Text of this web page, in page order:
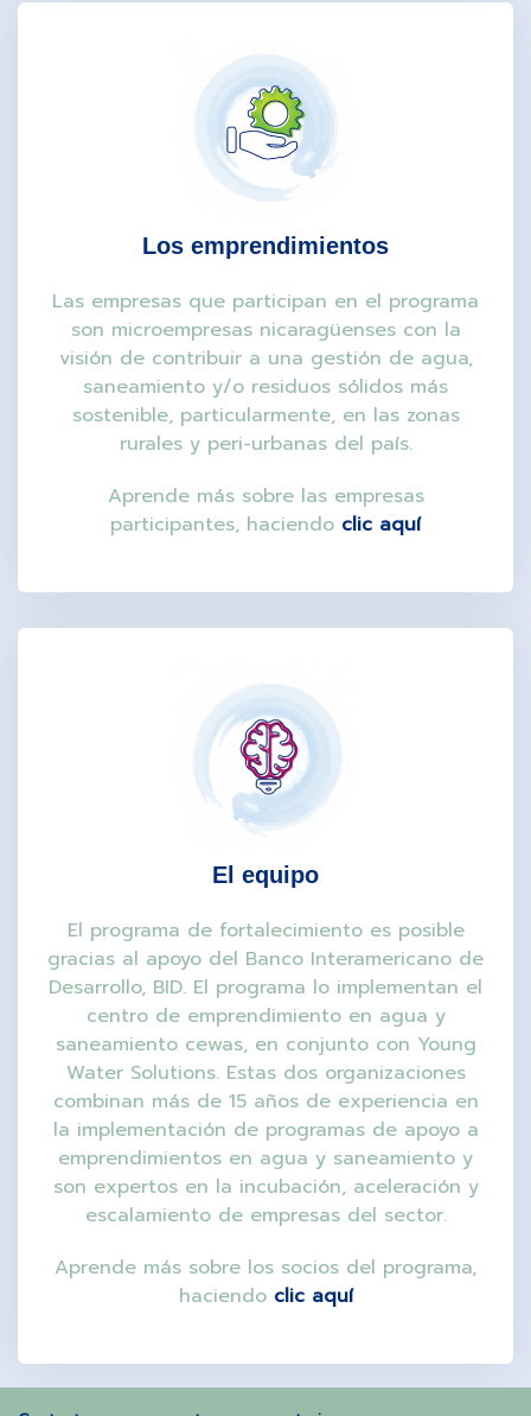
Los emprendimientos
Las empresas que participan en el programa
son microempresas nicaragüenses con la
visión de contribuir a una gestión de agua,
saneamiento y/o residuos sólidos más
sostenible, particularmente, en las zonas
rurales y peri-urbanas del país.
Aprende más sobre las empresas
participantes, haciendo clic aquí
El equipo
El programa de fortalecimiento es posible
gracias al apoyo del Banco Interamericano de
Desarrollo, BID. El programa lo implementan el
centro de emprendimiento en agua y
saneamiento cewas, en conjunto con Young
Water Solutions. Estas dos organizaciones
combinan más de 15 años de experiencia en
la implementación de programas de apoyo a
emprendimientos en agua y saneamiento y
son expertos en la incubación, aceleración y
escalamiento de empresas del sector.
Aprende más sobre los socios del programa,
haciendo clic aquí